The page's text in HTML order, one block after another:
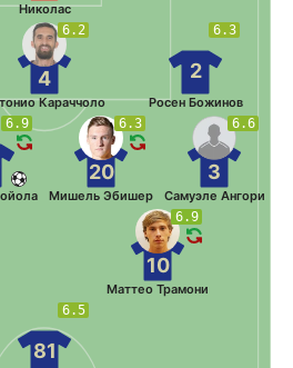
Николас
6.3
2
Росен Божинов
6.2
4
Караччоло
6.6
3
Самуэле Ангори
6.3
20
Мишель Эбишер
6.9
6.9
10
Маттео Трамони
6.5
81